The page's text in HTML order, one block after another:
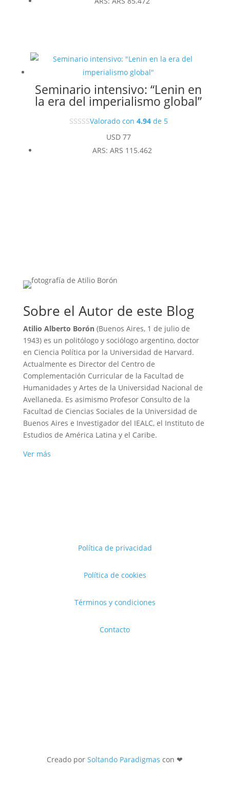
Seminario intensivo: “Lenin en
la era del imperialismo global”
Valorado con 4.94de 5
USD77
ARS: ARS 115.462
Sobre el Autor de este Blog
Atilio Alberto Borón(Buenos Aires, 1 de julio de
1943) es un politólogo y sociólogo argentino, doctor
en Ciencia Política por la Universidad de Harvard.
Actualmente es Director del Centro de
Complementación Curricular de la Facultad de
Humanidades y Artes de la Universidad Nacional de
Avellaneda. Es asimismo Profesor Consulto de la
Facultad de Ciencias Sociales de la Universidad de
Buenos Aires e Investigador del IEALC, el Instituto de
Estudios de América Latina y el Caribe.
Ver más
Política de privacidad
Política de cookies
Términos y condiciones
Contacto
Creado porSoltando Paradigmas con ❤︎